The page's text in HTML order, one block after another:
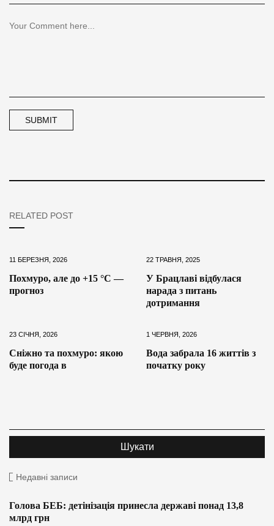
RELATED POST
11 БЕРЕЗНЯ, 2026
Похмуро, але до +15 °С —
прогноз
22 ТРАВНЯ, 2025
У Брацлаві відбулася
нарада з питань
дотримання
23 СІЧНЯ, 2026
Сніжно та похмуро: якою
буде погода в
1 ЧЕРВНЯ, 2026
Вода забрала 16 життів з
початку року
Недавні записи
Голова БЕБ: детінізація принесла державі понад 13,8
млрд грн